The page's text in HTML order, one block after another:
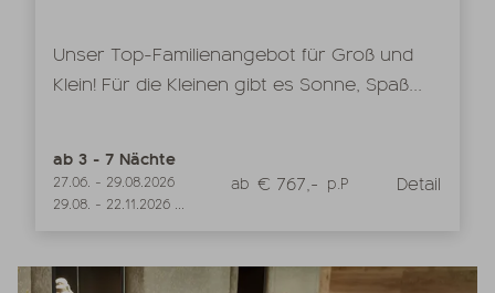
Unser Top-Familienangebot für Groß und
Klein! Für die Kleinen gibt es Sonne, Spaß...
ab 3 - 7 Nächte
27.06. - 29.08.2026
29.08. - 22.11.2026 ...
ab € 767,- p.P Detail